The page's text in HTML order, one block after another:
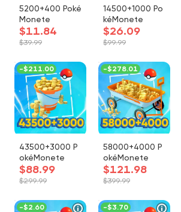
5200+400 Poké
Monete
$11.84
$39.99
14500+1000 Po
kéMonete
$26.09
$99.99
43500+3000 P
okéMonete
$88.99
$299.99
-$211.00
58000+4000 P
okéMonete
$121.98
$399.99
-$278.01
-$2.60 -$3.70